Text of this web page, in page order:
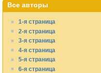
Все авторы
1-я страница
2-я страница
3-я страница
4-я страница
5-я страница
6-я страница